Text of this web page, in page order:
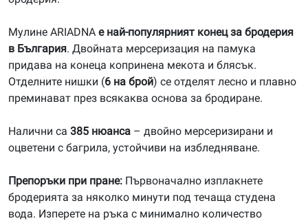
Мулине ARIADNA е най-популярният конец за бродерия
в България. Двойната мерсеризация на памука
придава на конеца копринена мекота и блясък.
Отделните нишки (6 на брой) се отделят лесно и плавно
преминават през всякаква основа за бродиране.
Налични са 385 нюанса – двойно мерсеризирани и
оцветени с багрила, устойчиви на избледняване.
Препоръки при пране: Първоначално изплакнете
бродерията за няколко минути под течаща студена
вода. Изперете на ръка с минимално количество